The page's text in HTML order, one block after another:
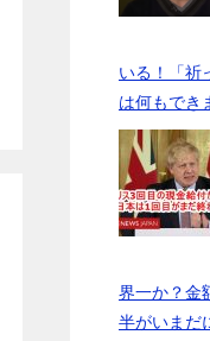
いる！「祈
は何もでき
界一か？金
半がいまだ